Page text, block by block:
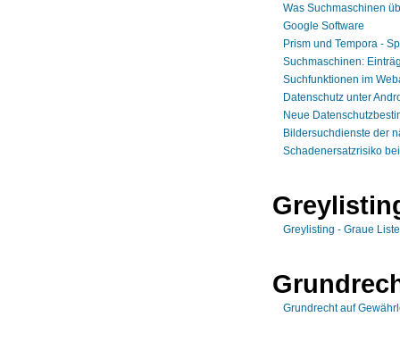
Was Suchmaschinen
Google Software
Prism und Tempora -
Suchmaschinen:
Suchfunktionen im
Datenschutz unter
Neue
Bildersuchdienste der
Schadenersatzrisiko
Greylisting - Graue
Grundrecht auf